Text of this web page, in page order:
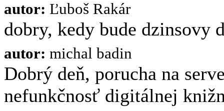
autor: Ľuboš Rakár
dobry, kedy bude dzinsovy
autor: michal badin
Dobrý deň, porucha na
nefunkčnosť digitálnej